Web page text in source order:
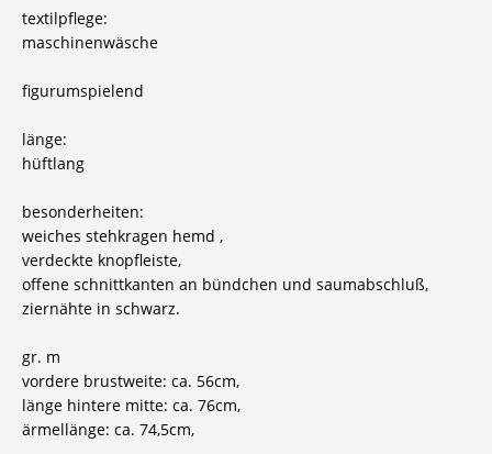
textilpflege:
maschinenwäsche
figurumspielend
länge:
hüftlang
besonderheiten:
weiches stehkragen hemd ,
verdeckte knopfleiste,
offene schnittkanten an bündchen und saumabschluß,
ziernähte in schwarz.
gr. m
vordere brustweite: ca. 56cm,
länge hintere mitte: ca. 76cm,
ärmellänge: ca. 74,5cm,